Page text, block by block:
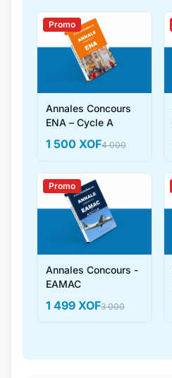
Promo
Annales Concours
ENA – Cycle A
1 500 XOF4 000
Promo
Annales Concours -
EAMAC
1 499 XOF3 000